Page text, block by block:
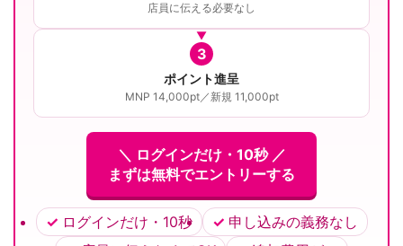
店員に伝える必要なし
3
ポイント進呈
MNP 14,000pt／新規 11,000pt
＼ ログインだけ・10秒 ／
まずは無料でエントリーする
ログインだけ・10秒
申し込みの義務なし